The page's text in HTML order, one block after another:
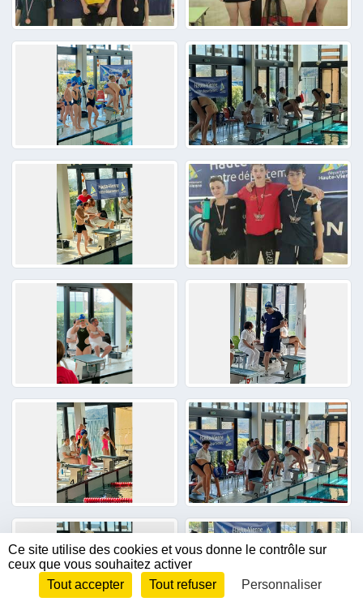
Envie de participer ? CONNEXION
Ce site utilise des cookies et vous donne le contrôle sur
ceux que vous souhaitez activer
Tout accepter
Tout refuser Personnaliser